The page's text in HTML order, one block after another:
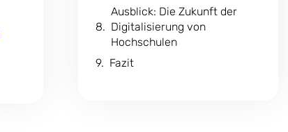
Ausblick: Die Zukunft der
Digitalisierung von
Hochschulen
Fazit